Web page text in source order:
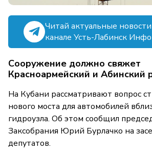
Читай актуальные
канале Усть-Лабинск Инфо
Сооружение должно свяжет
Красноармейский и Абинский
На Кубани рассматривают вопрос
нового моста для автомобилей
гидроузла. Об этом сообщил
Заксобрания Юрий Бурлачко на
депутатов.